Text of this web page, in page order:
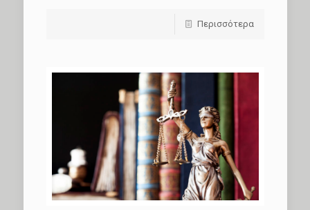
Περισσότερα